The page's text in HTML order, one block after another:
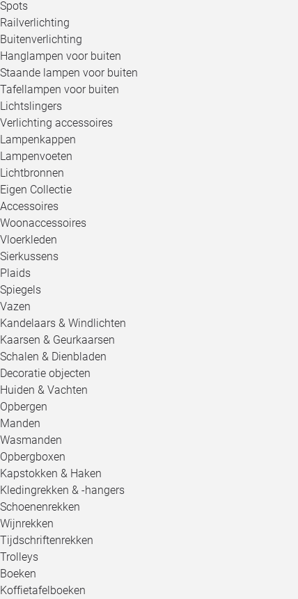
Spots
Railverlichting
Buitenverlichting
Hanglampen voor buiten
Staande lampen voor buiten
Tafellampen voor buiten
Lichtslingers
Verlichting accessoires
Lampenkappen
Lampenvoeten
Lichtbronnen
Eigen Collectie
Accessoires
Woonaccessoires
Vloerkleden
Sierkussens
Plaids
Spiegels
Vazen
Kandelaars & Windlichten
Kaarsen & Geurkaarsen
Schalen & Dienbladen
Decoratie objecten
Huiden & Vachten
Opbergen
Manden
Wasmanden
Opbergboxen
Kapstokken & Haken
Kledingrekken & -hangers
Schoenenrekken
Wijnrekken
Tijdschriftenrekken
Trolleys
Boeken
Koffietafelboeken